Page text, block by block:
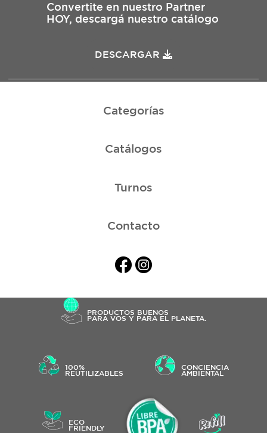
Convertite en nuestro Partner
HOY, descargá nuestro catálogo
DESCARGAR
Categorías
Catálogos
Turnos
Contacto
PRODUCTOS BUENOS
PARA VOS Y PARA EL PLANETA.
100%
REUTILIZABLES
CONCIENCIA
AMBIENTAL
ECO
FRIENDLY